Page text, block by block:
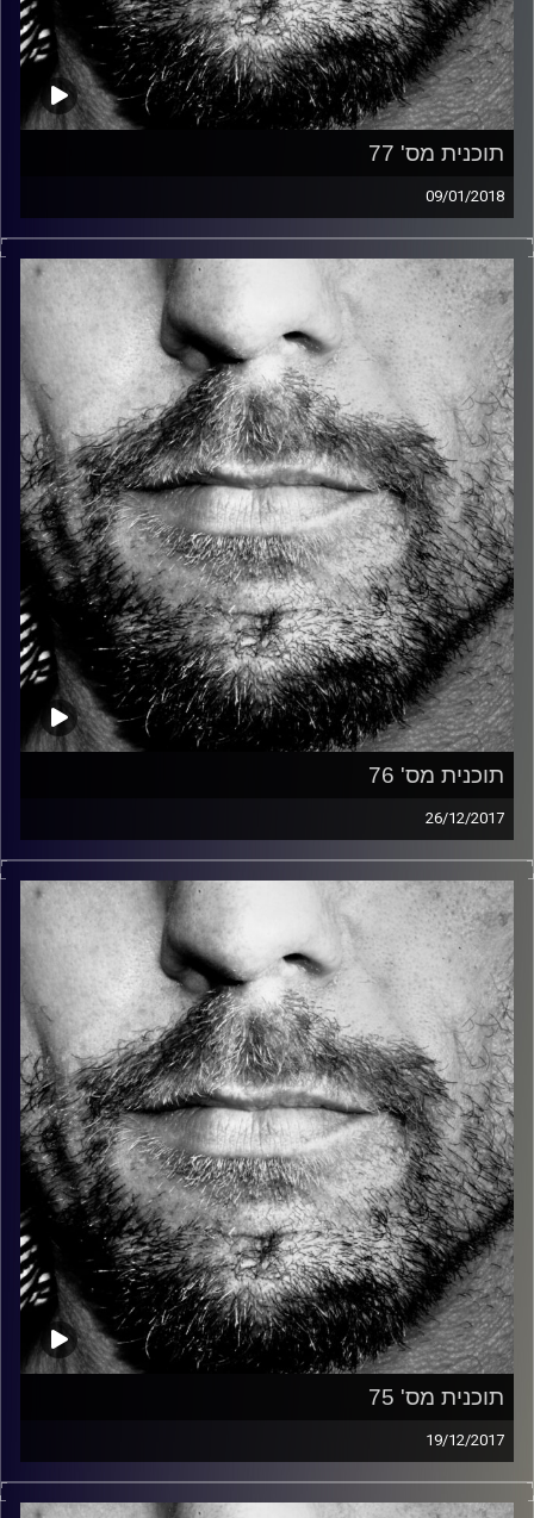
תוכנית מס' 77
09/01/2018
זיפים, מוזיקה מחוספסת של הופעות חיות. הרבה ג'אם, רוק,
בלוז, bluegrass, ג'אז, Fאנק, פרוגרסיב ואפילו אלקטרוניקה.
כל מה שחי, אמיתי ונושם.
עם שמוליק רגב.
קרדיט תמונות: David Goehring
תוכנית מס' 76
26/12/2017
זיפים, מוזיקה מחוספסת של הופעות חיות. הרבה ג'אם, רוק,
בלוז, bluegrass, ג'אז, Fאנק, פרוגרסיב ואפילו אלקטרוניקה.
כל מה שחי, אמיתי ונושם.
עם שמוליק רגב.
קרדיט תמונות: David Goehring
תוכנית מס' 75
19/12/2017
זיפים, מוזיקה מחוספסת של הופעות חיות. הרבה ג'אם, רוק,
בלוז, bluegrass, ג'אז, Fאנק, פרוגרסיב ואפילו אלקטרוניקה.